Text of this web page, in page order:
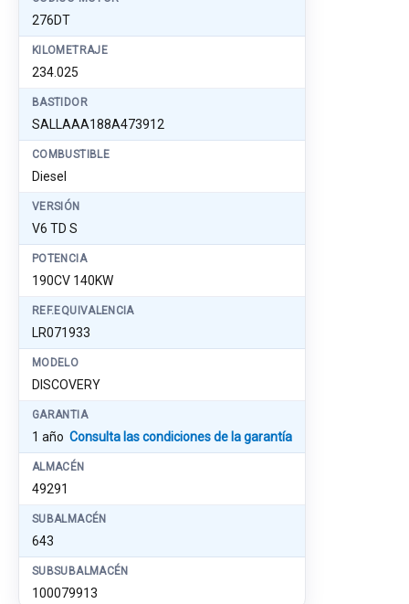
276DT
KILOMETRAJE
234.025
BASTIDOR
SALLAAA188A473912
COMBUSTIBLE
Diesel
VERSIÓN
V6 TD S
POTENCIA
190CV 140KW
REF.EQUIVALENCIA
LR071933
MODELO
DISCOVERY
GARANTIA
1 año Consulta las condiciones de la garantía
ALMACÉN
49291
SUBALMACÉN
643
SUBSUBALMACÉN
100079913